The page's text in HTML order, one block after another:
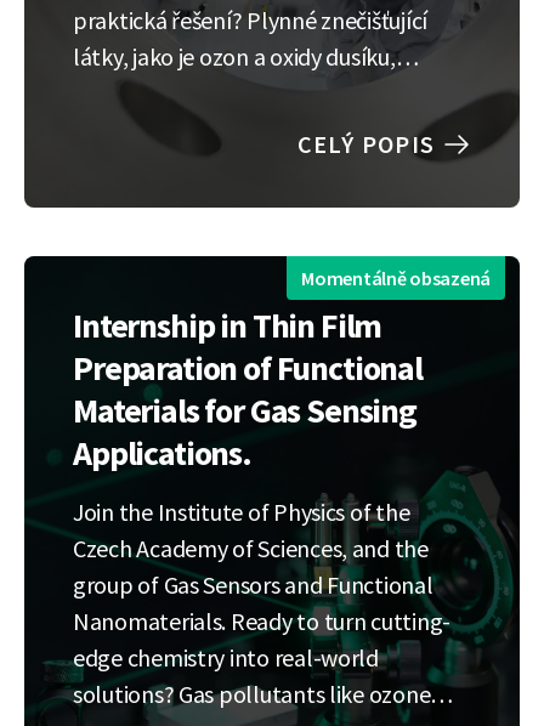
praktická řešení? Plynné znečišťující
látky, jako je ozon a oxidy dusíku,
představují skrytou hrozbu pro naši
planetu i naše zdraví, ale současné
detekční technologie nestačí držet
krok. Naším posláním je tuto mezeru…
CELÝ POPIS
Momentálně obsazená
Internship in Thin Film
Preparation of Functional
Materials for Gas Sensing
Applications.
Join the Institute of Physics of the
Czech Academy of Sciences, and the
group of Gas Sensors and Functional
Nanomaterials. Ready to turn cutting-
edge chemistry into real-world
solutions? Gas pollutants like ozone